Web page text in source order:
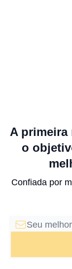
A primeira
o
Confiada por